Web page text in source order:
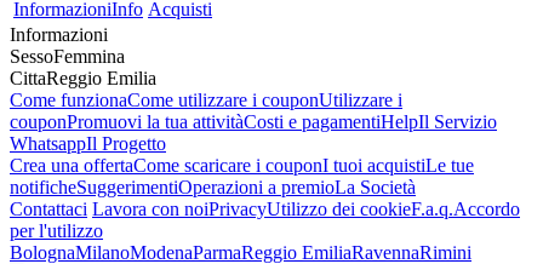
InformazioniInfo Acquisti
Informazioni
SessoFemmina
CittaReggio Emilia
Come funzionaCome utilizzare i couponUtilizzare i
couponPromuovi la tua attivitàCosti e pagamentiHelpIl Servizio
WhatsappIl Progetto
Crea una offertaCome scaricare i couponI tuoi acquistiLe tue
notificheSuggerimentiOperazioni a premioLa Società
Contattaci Lavora con noiPrivacyUtilizzo dei cookieF.a.q.Accordo
per l'utilizzo
BolognaMilanoModenaParmaReggio EmiliaRavennaRimini